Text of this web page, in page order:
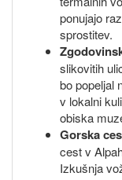
ponujajo
sprostitev.
slikovitih
bo popeljal
v lokalni
obiska
Gorska
cest v
Izkušnja